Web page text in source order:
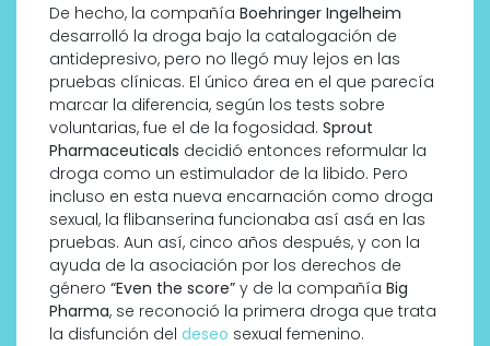
De hecho, la compañía Boehringer Ingelheim
desarrolló la droga bajo la catalogación de
antidepresivo, pero no llegó muy lejos en las
pruebas clínicas. El único área en el que parecía
marcar la diferencia, según los tests sobre
voluntarias, fue el de la fogosidad. Sprout
Pharmaceuticals decidió entonces reformular la
droga como un estimulador de la libido. Pero
incluso en esta nueva encarnación como droga
sexual, la flibanserina funcionaba así asá en las
pruebas. Aun así, cinco años después, y con la
ayuda de la asociación por los derechos de
género “Even the score” y de la compañía Big
Pharma, se reconoció la primera droga que trata
la disfunción del deseo sexual femenino.